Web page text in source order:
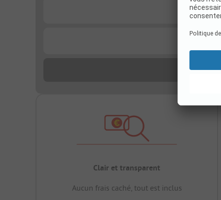
Clair et transparent
Aucun frais caché, tout est inclus